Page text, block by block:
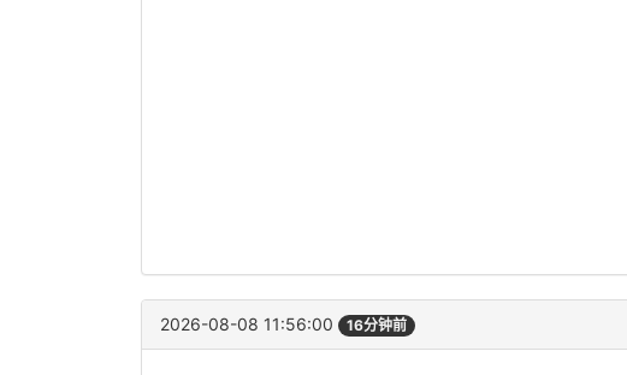
2026-08-08 11:56:00 16分钟前